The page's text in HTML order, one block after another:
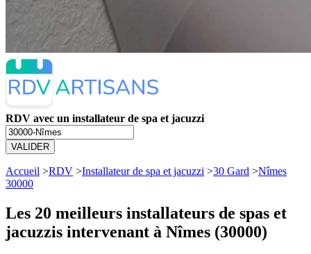
RDV avec un installateur de spa et jacuzzi
VALIDER
Accueil >RDV >Installateur de spa et jacuzzi >30 Gard >Nîmes
30000
Les 20 meilleurs installateurs de spas et
jacuzzis intervenant à Nîmes (30000)